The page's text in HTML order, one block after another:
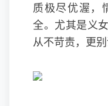
质极尽优渥，
全。尤其是义
从不苛责，更别